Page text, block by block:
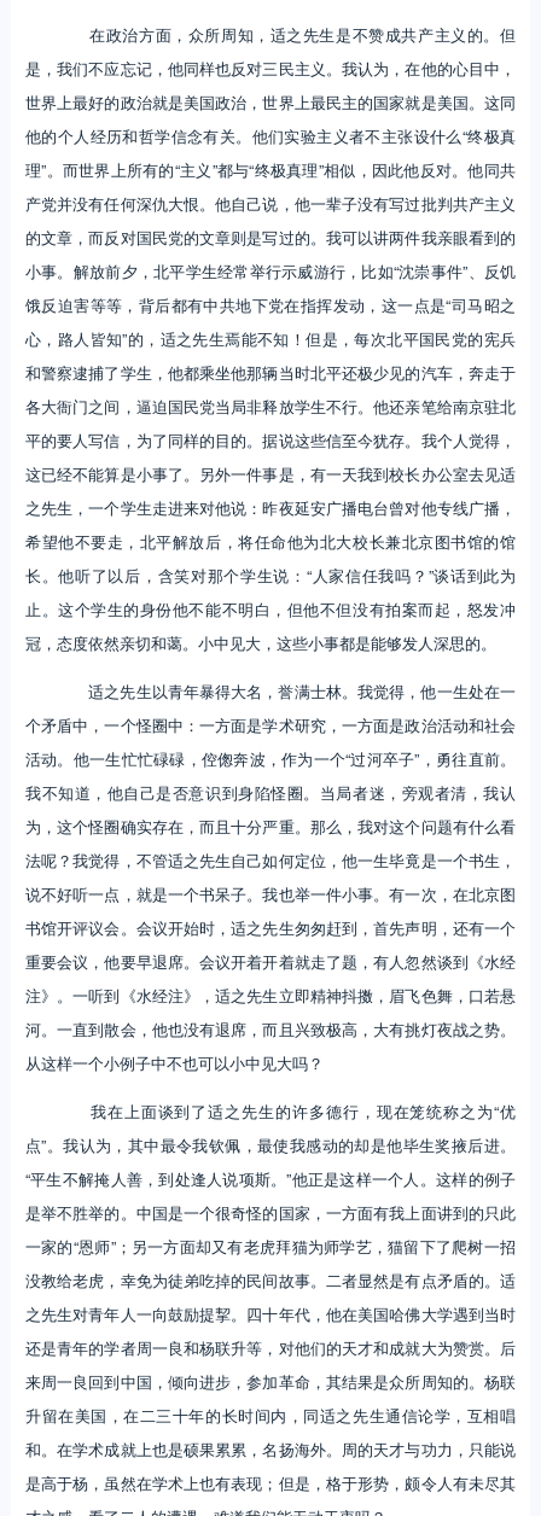
在政治方面，众所周知，适之先生是不赞成共产主义的。但
是，我们不应忘记，他同样也反对三民主义。我认为，在他的心目中，
世界上最好的政治就是美国政治，世界上最民主的国家就是美国。这同
他的个人经历和哲学信念有关。他们实验主义者不主张设什么“终极真
理”。而世界上所有的“主义”都与“终极真理”相似，因此他反对。他同共
产党并没有任何深仇大恨。他自己说，他一辈子没有写过批判共产主义
的文章，而反对国民党的文章则是写过的。我可以讲两件我亲眼看到的
小事。解放前夕，北平学生经常举行示威游行，比如“沈崇事件”、反饥
饿反迫害等等，背后都有中共地下党在指挥发动，这一点是“司马昭之
心，路人皆知”的，适之先生焉能不知！但是，每次北平国民党的宪兵
和警察逮捕了学生，他都乘坐他那辆当时北平还极少见的汽车，奔走于
各大衙门之间，逼迫国民党当局非释放学生不行。他还亲笔给南京驻北
平的要人写信，为了同样的目的。据说这些信至今犹存。我个人觉得，
这已经不能算是小事了。另外一件事是，有一天我到校长办公室去见适
之先生，一个学生走进来对他说：昨夜延安广播电台曾对他专线广播，
希望他不要走，北平解放后，将任命他为北大校长兼北京图书馆的馆
长。他听了以后，含笑对那个学生说：“人家信任我吗？”谈话到此为
止。这个学生的身份他不能不明白，但他不但没有拍案而起，怒发冲
冠，态度依然亲切和蔼。小中见大，这些小事都是能够发人深思的。
适之先生以青年暴得大名，誉满士林。我觉得，他一生处在一
个矛盾中，一个怪圈中：一方面是学术研究，一方面是政治活动和社会
活动。他一生忙忙碌碌，倥偬奔波，作为一个“过河卒子”，勇往直前。
我不知道，他自己是否意识到身陷怪圈。当局者迷，旁观者清，我认
为，这个怪圈确实存在，而且十分严重。那么，我对这个问题有什么看
法呢？我觉得，不管适之先生自己如何定位，他一生毕竟是一个书生，
说不好听一点，就是一个书呆子。我也举一件小事。有一次，在北京图
书馆开评议会。会议开始时，适之先生匆匆赶到，首先声明，还有一个
重要会议，他要早退席。会议开着开着就走了题，有人忽然谈到《水经
注》。一听到《水经注》，适之先生立即精神抖擞，眉飞色舞，口若悬
河。一直到散会，他也没有退席，而且兴致极高，大有挑灯夜战之势。
从这样一个小例子中不也可以小中见大吗？
我在上面谈到了适之先生的许多德行，现在笼统称之为“优
点”。我认为，其中最令我钦佩，最使我感动的却是他毕生奖掖后进。
“平生不解掩人善，到处逢人说项斯。”他正是这样一个人。这样的例子
是举不胜举的。中国是一个很奇怪的国家，一方面有我上面讲到的只此
一家的“恩师”；另一方面却又有老虎拜猫为师学艺，猫留下了爬树一招
没教给老虎，幸免为徒弟吃掉的民间故事。二者显然是有点矛盾的。适
之先生对青年人一向鼓励提挈。四十年代，他在美国哈佛大学遇到当时
还是青年的学者周一良和杨联升等，对他们的天才和成就大为赞赏。后
来周一良回到中国，倾向进步，参加革命，其结果是众所周知的。杨联
升留在美国，在二三十年的长时间内，同适之先生通信论学，互相唱
和。在学术成就上也是硕果累累，名扬海外。周的天才与功力，只能说
是高于杨，虽然在学术上也有表现；但是，格于形势，颇令人有未尽其